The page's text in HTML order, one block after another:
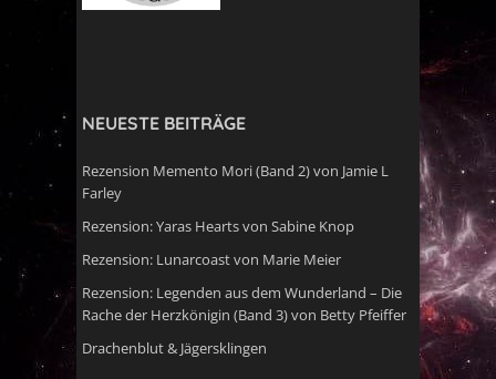
NEUESTE BEITRÄGE
Rezension Memento Mori (Band 2) von Jamie L
Farley
Rezension: Yaras Hearts von Sabine Knop
Rezension: Lunarcoast von Marie Meier
Rezension: Legenden aus dem Wunderland – Die
Rache der Herzkönigin (Band 3) von Betty Pfeiffer
Drachenblut & Jägersklingen